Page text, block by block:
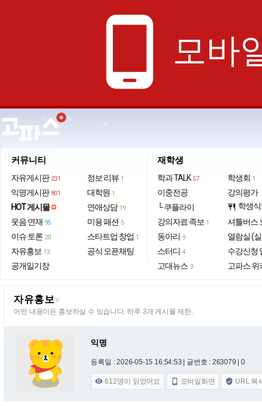
phone_android 모바
커뮤니티
자유게시판 231
익명게시판 801
HOT 게시물
웃음·연재 95
이슈·토론 20
자유홍보 13
공개일기장
정보·리뷰 1
대학원 1
연애상담 19
미용·패션 5
스타트업·창업 1
공식 오픈채팅
재학생
학과 TALK 57
이중전공
└ 쿠플라이
강의자료·족보 1
동아리 9
스터디 4
고대뉴스 3
학생회 1
강의평가
restaurant 학생
셔틀버스
열람실 (
수강신청
고파스 위
자유홍보 F
어떤 내용이든 홍보하실 수 있습니다. 하루 3개 게시물 제한.
익명
등록일 : 2026-05-15 16:54:53 | 글번호 : 263079 | 0
 612명이 읽었어요  모바일화면  URL 복